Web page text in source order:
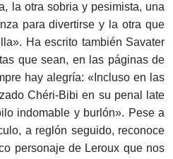
la otra sobria y pesimista, una
para divertirse y la otra que
Ha escrito también Savater
que sean, en las páginas de
hay alegría: «Incluso en las
Chéri-Bibi en su penal late
indomable y burlón». Pese a
a reglón seguido, reconoce
personaje de Leroux que nos